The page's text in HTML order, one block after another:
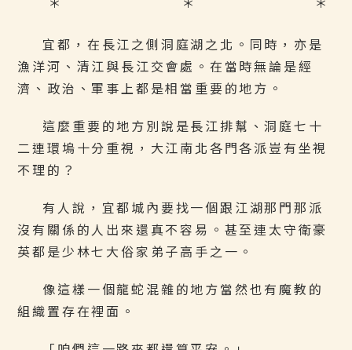
＊ ＊ ＊
宜都，在長江之側洞庭湖之北。同時，亦是
漁洋河、清江與長江交會處。在當時無論是經
濟、政治、軍事上都是相當重要的地方。
這麼重要的地方別說是長江排幫、洞庭七十
二連環塢十分重視，大江南北各門各派豈有坐視
不理的？
有人說，宜都城內要找一個跟江湖那門那派
沒有關係的人出來還真不容易。甚至連太守衛豪
英都是少林七大俗家弟子高手之一。
像這樣一個龍蛇混雜的地方當然也有魔教的
組織置存在裡面。